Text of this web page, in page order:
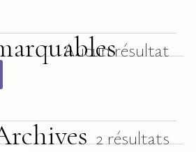
Aucun résultat
2 résultats